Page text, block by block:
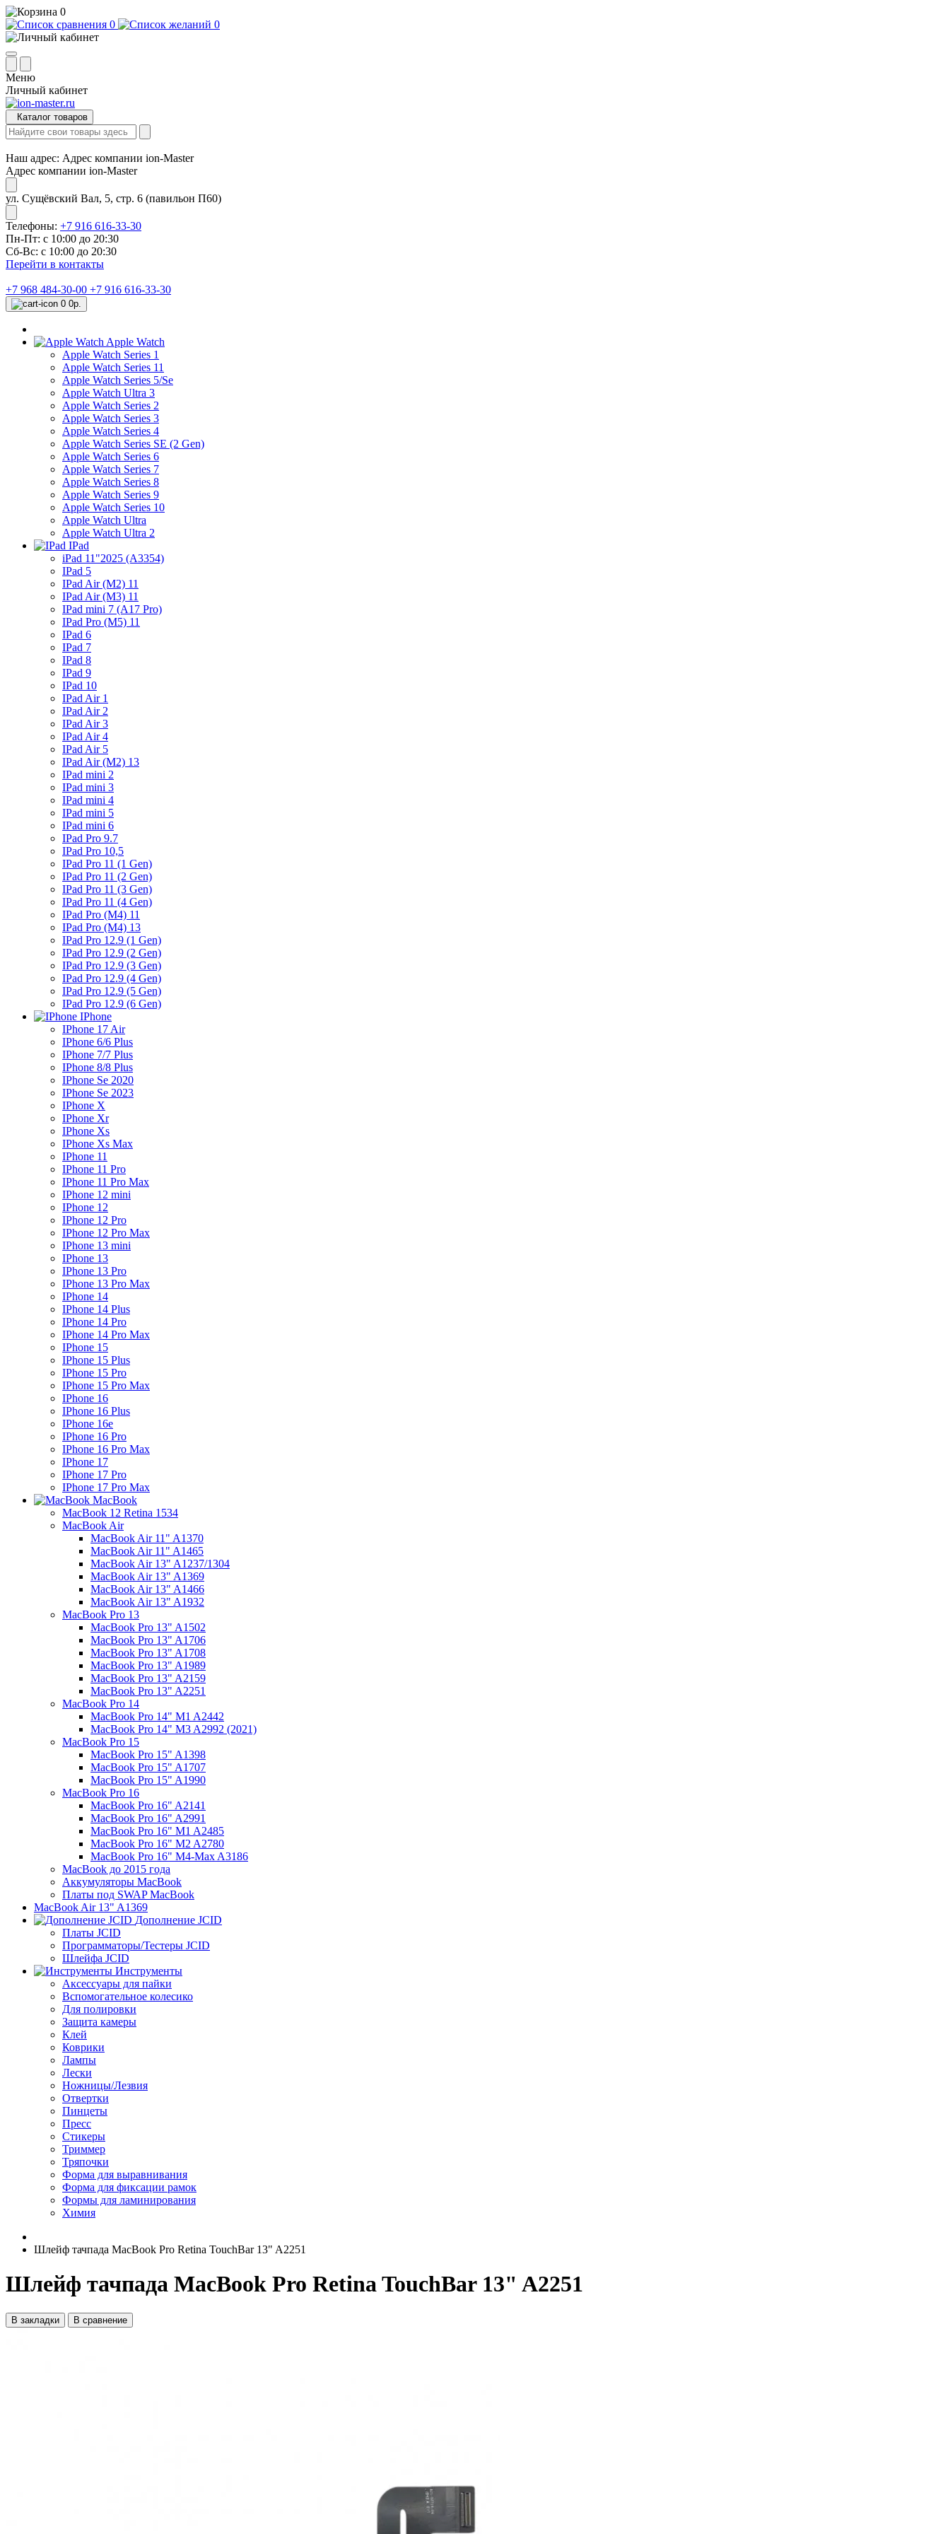
0
0
0
Меню
Личный кабинет
Каталог товаров
Наш адрес: Адрес компании ion-Master
Адрес компании ion-Master
ул. Сущёвский Вал, 5, стр. 6 (павильон П60)
Телефоны: +7 916 616-33-30
Пн-Пт: с 10:00 до 20:30
Сб-Вс: с 10:00 до 20:30
Перейти в контакты
+7 968 484-30-00 +7 916 616-33-30
0 0р.
Apple Watch
Apple Watch Series 1
Apple Watch Series 11
Apple Watch Series 5/Se
Apple Watch Ultra 3
Apple Watch Series 2
Apple Watch Series 3
Apple Watch Series 4
Apple Watch Series SE (2 Gen)
Apple Watch Series 6
Apple Watch Series 7
Apple Watch Series 8
Apple Watch Series 9
Apple Watch Series 10
Apple Watch Ultra
Apple Watch Ultra 2
IPad
iPad 11"2025 (A3354)
IPad 5
IPad Air (M2) 11
IPad Air (M3) 11
IPad mini 7 (A17 Pro)
IPad Pro (M5) 11
IPad 6
IPad 7
IPad 8
IPad 9
IPad 10
IPad Air 1
IPad Air 2
IPad Air 3
IPad Air 4
IPad Air 5
IPad Air (M2) 13
IPad mini 2
IPad mini 3
IPad mini 4
IPad mini 5
IPad mini 6
IPad Pro 9.7
IPad Pro 10,5
IPad Pro 11 (1 Gen)
IPad Pro 11 (2 Gen)
IPad Pro 11 (3 Gen)
IPad Pro 11 (4 Gen)
IPad Pro (M4) 11
IPad Pro (M4) 13
IPad Pro 12.9 (1 Gen)
IPad Pro 12.9 (2 Gen)
IPad Pro 12.9 (3 Gen)
IPad Pro 12.9 (4 Gen)
IPad Pro 12.9 (5 Gen)
IPad Pro 12.9 (6 Gen)
IPhone
IPhone 17 Air
IPhone 6/6 Plus
IPhone 7/7 Plus
IPhone 8/8 Plus
IPhone Se 2020
IPhone Se 2023
IPhone X
IPhone Xr
IPhone Xs
IPhone Xs Max
IPhone 11
IPhone 11 Pro
IPhone 11 Pro Max
IPhone 12 mini
IPhone 12
IPhone 12 Pro
IPhone 12 Pro Max
IPhone 13 mini
IPhone 13
IPhone 13 Pro
IPhone 13 Pro Max
IPhone 14
IPhone 14 Plus
IPhone 14 Pro
IPhone 14 Pro Max
IPhone 15
IPhone 15 Plus
IPhone 15 Pro
IPhone 15 Pro Max
IPhone 16
IPhone 16 Plus
IPhone 16e
IPhone 16 Pro
IPhone 16 Pro Max
IPhone 17
IPhone 17 Pro
IPhone 17 Pro Max
MacBook
MacBook 12 Retina 1534
MacBook Air
MacBook Air 11" A1370
MacBook Air 11" A1465
MacBook Air 13" A1237/1304
MacBook Air 13" A1369
MacBook Air 13" A1466
MacBook Air 13" A1932
MacBook Pro 13
MacBook Pro 13" A1502
MacBook Pro 13" A1706
MacBook Pro 13" A1708
MacBook Pro 13" A1989
MacBook Pro 13" A2159
MacBook Pro 13" A2251
MacBook Pro 14
MacBook Pro 14" M1 A2442
MacBook Pro 14" M3 A2992 (2021)
MacBook Pro 15
MacBook Pro 15" A1398
MacBook Pro 15" A1707
MacBook Pro 15" A1990
MacBook Pro 16
MacBook Pro 16" A2141
MacBook Pro 16" A2991
MacBook Pro 16" M1 A2485
MacBook Pro 16" M2 A2780
MacBook Pro 16" M4-Max A3186
MacBook до 2015 года
Аккумуляторы MacBook
Платы под SWAP MacBook
MacBook Air 13" A1369
Дополнение JCID
Платы JCID
Программаторы/Тестеры JCID
Шлейфа JCID
Инструменты
Аксессуары для пайки
Вспомогательное колесико
Для полировки
Защита камеры
Клей
Коврики
Лампы
Лески
Ножницы/Лезвия
Отвертки
Пинцеты
Пресс
Стикеры
Триммер
Тряпочки
Форма для выравнивания
Форма для фиксации рамок
Формы для ламинирования
Химия
Шлейф тачпада MacBook Pro Retina TouchBar 13" A2251
Шлейф тачпада MacBook Pro Retina TouchBar 13" A2251
В закладки В сравнение